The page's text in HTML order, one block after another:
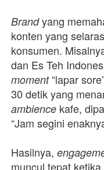
Brand yang
konten yang
konsumen.
dan Es Teh
moment “lapar
ambience kafe,
“Jam segini
Hasilnya,
muncul tepat